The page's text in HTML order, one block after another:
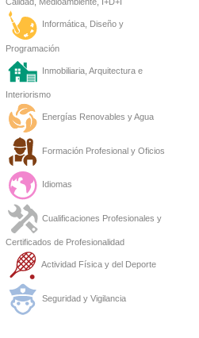
Informática, Diseño y
Programación
Inmobiliaria, Arquitectura e
Interiorismo
Energías Renovables y Agua
Formación Profesional y Oficios
Idiomas
Cualificaciones Profesionales y
Certificados de Profesionalidad
Actividad Física y del Deporte
Seguridad y Vigilancia